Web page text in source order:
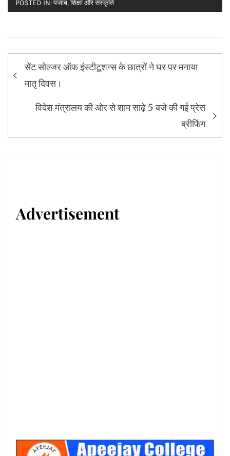
POSTED IN:पंजाब,शिक्षा और संस्कृति
Post
navigation
सेंट सोल्जर ऑफ इंस्टीटूशन्स के छात्रों ने घर पर मनाया
मातृ दिवस।
विदेश मंत्रालय की ओर से शाम साढ़े 5 बजे की गई प्रेस
ब्रीफिंग
Advertisement